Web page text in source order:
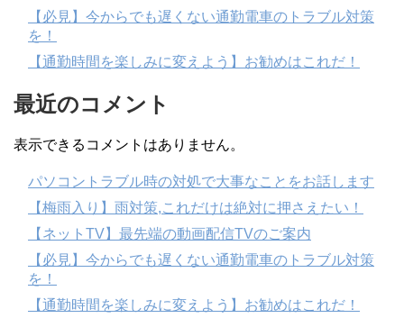
【必見】今からでも遅くない通勤電車のトラブル対策
を！
【通勤時間を楽しみに変えよう】お勧めはこれだ！
最近のコメント
表示できるコメントはありません。
パソコントラブル時の対処で大事なことをお話します
【梅雨入り】雨対策,これだけは絶対に押さえたい！
【ネットTV】最先端の動画配信TVのご案内
【必見】今からでも遅くない通勤電車のトラブル対策
を！
【通勤時間を楽しみに変えよう】お勧めはこれだ！